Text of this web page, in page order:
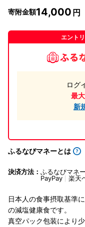
寄附金額14,000
エント
ログ
最
新
ふるなびマネーとは
決済方法： ふるなびマネー
PayPay
楽天
日本人の食事摂取基準
の減塩健康食です。
真空パック包装により